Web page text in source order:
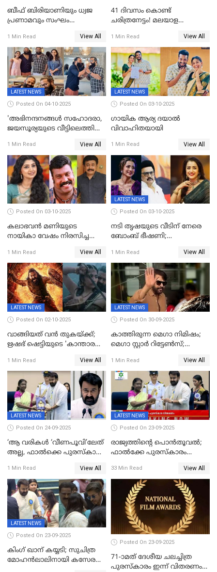
ബീഫ് ബിരിയാണിയും ധ്വജ
പ്രണാമവും സംഘം
നിഗത്തിന്റെ ഹാൽ
സിനിമയ്ക്ക്
സെൻസർബോർഡിന്റെ
കടുംവെട്ട്
1 Min Read View All
41 ദിവസം കൊണ്ട്
ചരിത്രനേട്ടം! മലയാള
അധ്യായം, വിസ്മയമായി
ലോക 300 കോടി ക്ലബ്ബിൽ
1 Min Read View All
LATEST NEWS
Posted On 04-10-2025
'അഭിനന്ദനങ്ങൾ സഹോദരാ,
ജയസൂര്യയുടെ വീട്ടിലെത്തി
ആഘോഷം'
1 Min Read View All
LATEST NEWS
Posted On 03-10-2025
ഗായിക ആര്യ ദയാൽ
വിവാഹിതയായി
1 Min Read View All
Posted On 03-10-2025
കലാഭവൻ മണിയുടെ
നായികാ വേഷം നിരസിച്ച
നടി ദിവ്യ ഉണ്ണിയല്ലെന്നും
സമൂഹമാധ്യമത്തിൽ കുറിപ്പ്
1 Min Read View All
LATEST NEWS
Posted On 03-10-2025
നടി തൃഷയുടെ വീടിന് നേരെ
ബോംബ് ഭീഷണി;
കണ്ടെത്തൽ
1 Min Read View All
LATEST NEWS
Posted On 02-10-2025
വാങ്ങിയത് വൻ തുകയ്ക്ക്;
ഋഷഭ് ഷെട്ടിയുടെ 'കാന്താര
കാണാം
1 Min Read View All
LATEST NEWS
Posted On 30-09-2025
കാത്തിരുന്ന മെഗാ നിമിഷം;
മെഗാ സ്റ്റാർ റിട്ടേൺസ്;
ക്യാമറയ്ക്ക് മുന്നിലേക്ക്
1 Min Read View All
LATEST NEWS
Posted On 24-09-2025
‘ആ വരികള്‍ ‘വീണപൂവി’ലേത്
അല്ല, ഫാൽക്കെ പുരസ്‌കാരം
മോഹന്‍ലാല്‍ ഉദ്ധരിച്ച
വരികളെ ചൊല്ലി
സാമൂഹികമാധ്യമങ്ങളില്‍
ചര്‍ച്ച
1 Min Read View All
LATEST NEWS
Posted On 23-09-2025
രാജ്യത്തിന്റെ പൊൻതൂവൽ;
ഫാൽക്കേ പുരസ്കാരം
സിനിമ ആത്മാവിന്റെ
സ്പന്ദനമെന്ന് ലാൽ;
ഉർവശിക്കും വിജയരാഘവനും
ദേശീയ അവാർഡ്
33 Min Read View All
LATEST NEWS
Posted On 23-09-2025
കിംഗ് ഖാന് കയ്യടി; സുചിത്ര
മോഹൻലാലിനായി കസേര
Posted On 23-09-2025
71-ാമത് ദേശീയ ചലച്ചിത്ര
പുരസ്‌കാരം ഇന്ന് വിതരണം